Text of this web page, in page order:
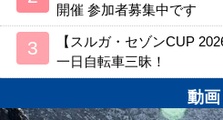
開催 参加者募集中です
【スルガ・セゾンCUP
一日自転車三昧！
動画